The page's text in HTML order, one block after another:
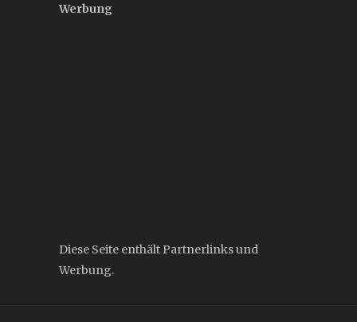
Werbung
Diese Seite enthält Partnerlinks und
Werbung.